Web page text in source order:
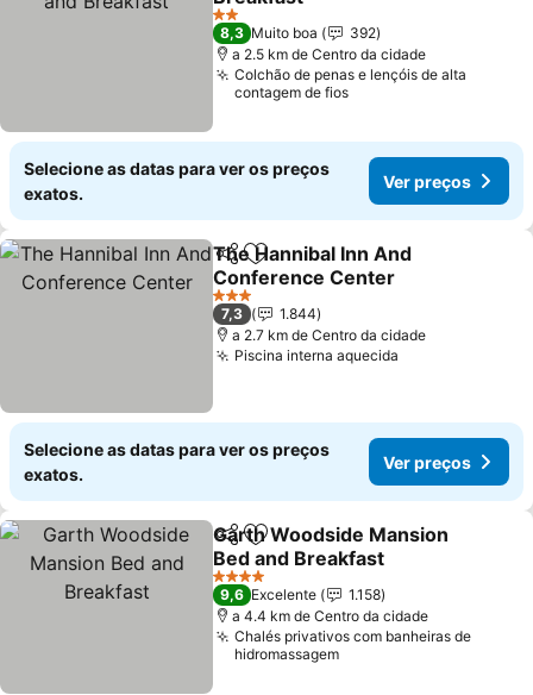
2 Estrelas
8,3 Muito boa
392
a 2.5 km de Centro da cidade
Colchão de penas e lençóis de alta
contagem de fios
Selecione as datas para ver os preços
exatos.
Ver preços
PartilharAdicionar aos favoritos
The Hannibal Inn And
Conference Center
3 Estrelas
7,3
1.844
a 2.7 km de Centro da cidade
Piscina interna aquecida
Selecione as datas para ver os preços
exatos.
Ver preços
PartilharAdicionar aos favoritos
Garth Woodside Mansion
Bed and Breakfast
4 Estrelas
9,6 Excelente
1.158
a 4.4 km de Centro da cidade
Chalés privativos com banheiras de
hidromassagem